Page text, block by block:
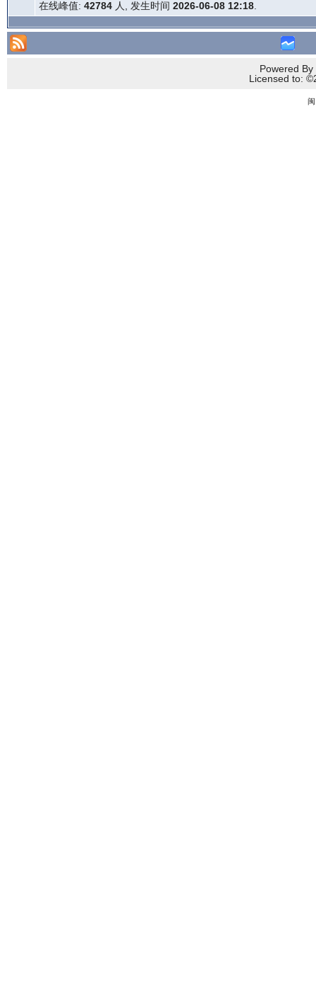
在线峰值: 42784人, 发生时间 2026-06-08 12:18.
Powered
Licensed to: